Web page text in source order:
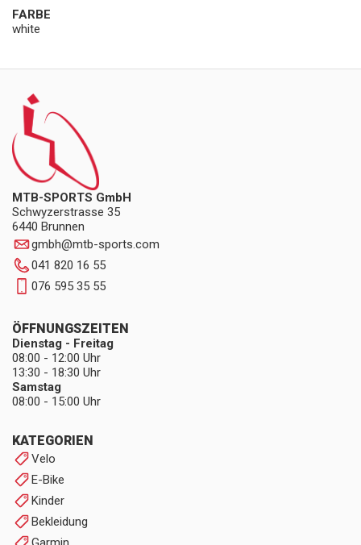
FARBE
white
MTB-SPORTS GmbH
Schwyzerstrasse 35
6440 Brunnen
gmbh@mtb-sports.com
041 820 16 55
076 595 35 55
KATEGORIEN
Velo
E-Bike
Kinder
Bekleidung
ÖFFNUNGSZEITEN
Dienstag - Freitag
08:00 - 12:00 Uhr
13:30 - 18:30 Uhr
Samstag
08:00 - 15:00 Uhr